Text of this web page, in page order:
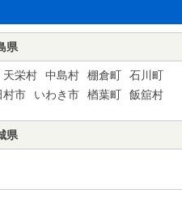
県
天栄村 中島村 棚倉町
石川町
村市 いわき市 楢葉町 飯舘村
県